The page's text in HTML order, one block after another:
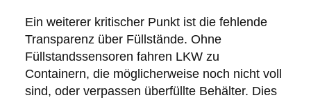
Ein weiterer kritischer Punkt ist die fehlende
Transparenz über Füllstände. Ohne
Füllstandssensoren fahren LKW zu
Containern, die möglicherweise noch nicht voll
sind, oder verpassen überfüllte Behälter. Dies